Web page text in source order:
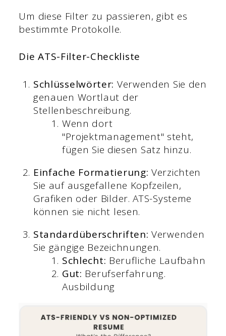
Um diese Filter zu passieren, gibt es
bestimmte Protokolle.
Die ATS-Filter-Checkliste
Schlüsselwörter: Verwenden Sie den
genauen Wortlaut der
Stellenbeschreibung.
Wenn dort
"Projektmanagement" steht,
fügen Sie diesen Satz hinzu.
Einfache Formatierung: Verzichten
Sie auf ausgefallene Kopfzeilen,
Grafiken oder Bilder. ATS-Systeme
können sie nicht lesen.
Standardüberschriften:Verwenden
Sie gängige Bezeichnungen.
Schlecht: Berufliche Laufbahn
Gut: Berufserfahrung.
Ausbildung